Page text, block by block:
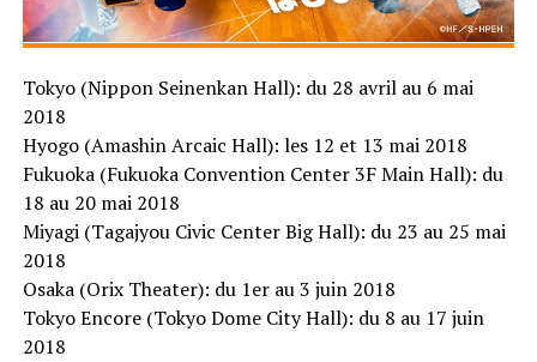
Tokyo (Nippon Seinenkan Hall): du 28 avril au 6 mai
2018
Hyogo (Amashin Arcaic Hall): les 12 et 13 mai 2018
Fukuoka (Fukuoka Convention Center 3F Main Hall): du
18 au 20 mai 2018
Miyagi (Tagajyou Civic Center Big Hall): du 23 au 25 mai
2018
Osaka (Orix Theater): du 1er au 3 juin 2018
Tokyo Encore (Tokyo Dome City Hall): du 8 au 17 juin
2018